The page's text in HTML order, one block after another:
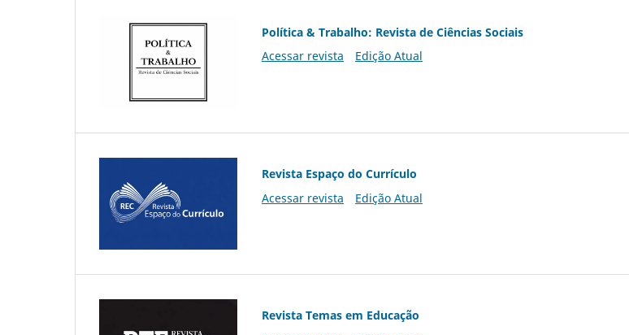
Política & Trabalho: Revista de Ciências Sociais
Acessar revista
Edição Atual
Revista Espaço do Currículo
Acessar revista
Edição Atual
Revista Temas em Educação